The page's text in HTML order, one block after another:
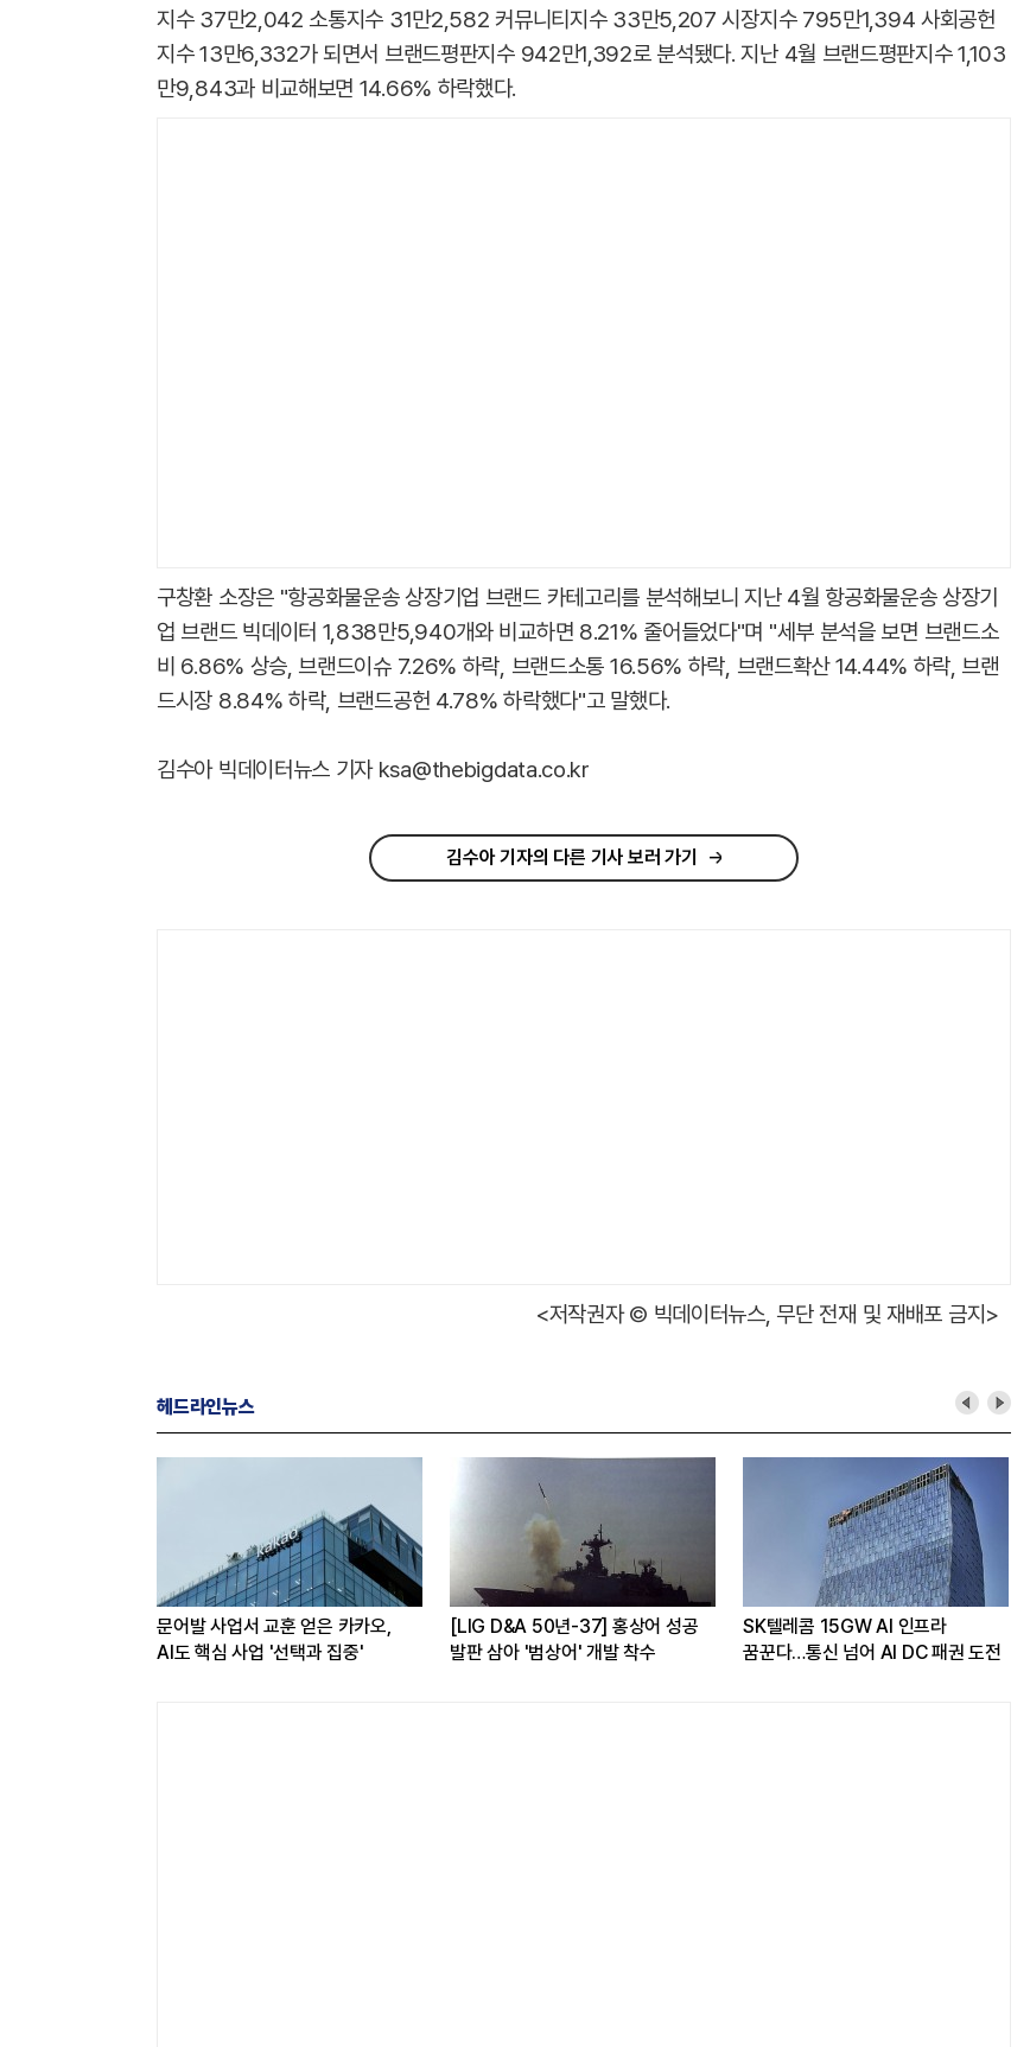
지수 37만2,042 소통지수 31만2,582 커뮤니티지수 33만5,207 시장지수 795만1,394 사회공헌
지수 13만6,332가 되면서 브랜드평판지수 942만1,392로 분석됐다. 지난 4월 브랜드평판지수 1,103
만9,843과 비교해보면 14.66% 하락했다.​
구창환 소장은 "항공화물운송 상장기업 브랜드 카테고리를 분석해보니 지난 4월 항공화물운송 상장기
업 브랜드 빅데이터 1,838만5,940개와 비교하면 8.21% 줄어들었다"며 "세부 분석을 보면 브랜드소
비 6.86% 상승, 브랜드이슈 7.26% 하락, 브랜드소통 16.56% 하락, 브랜드확산 14.44% 하락, 브랜
드시장 8.84% 하락, 브랜드공헌 4.78% 하락했다"고 말했다.
김수아 빅데이터뉴스 기자 ksa@thebigdata.co.kr
김수아 기자의 다른 기사 보러 가기
<저작권자 © 빅데이터뉴스, 무단 전재 및 재배포 금지>
헤드라인뉴스
문어발 사업서 교훈 얻은 카카오,
AI도 핵심 사업 '선택과 집중'
[LIG D&A 50년-37] 홍상어 성공
발판 삼아 '범상어' 개발 착수
SK텔레콤 15GW AI 인프라
꿈꾼다…통신 넘어 AI DC 패권 도전